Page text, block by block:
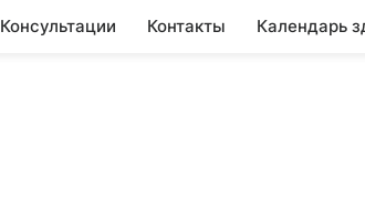
Консультации Контакты Календарь